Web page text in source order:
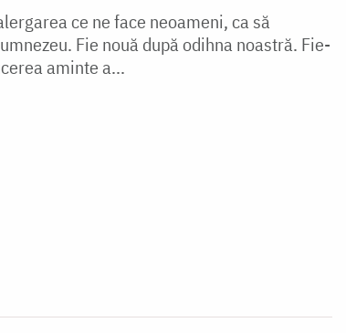
ce ne face neoameni, ca să
Fie nouă după odihna noastră. Fie-
aminte a...